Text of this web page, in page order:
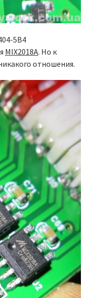
5B4
MIX2018A. Но к
отношения.